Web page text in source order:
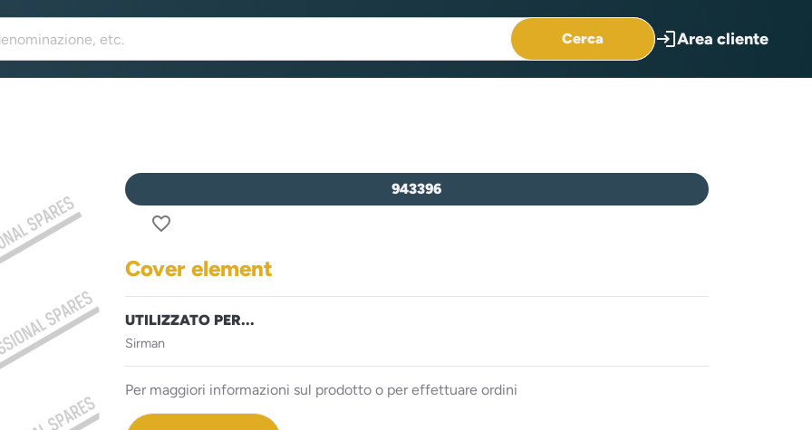
Cerca loginArea cliente
943396
favorite_border
Cover element
UTILIZZATO PER...
Sirman
Per maggiori informazioni sul prodotto o per effettuare ordini